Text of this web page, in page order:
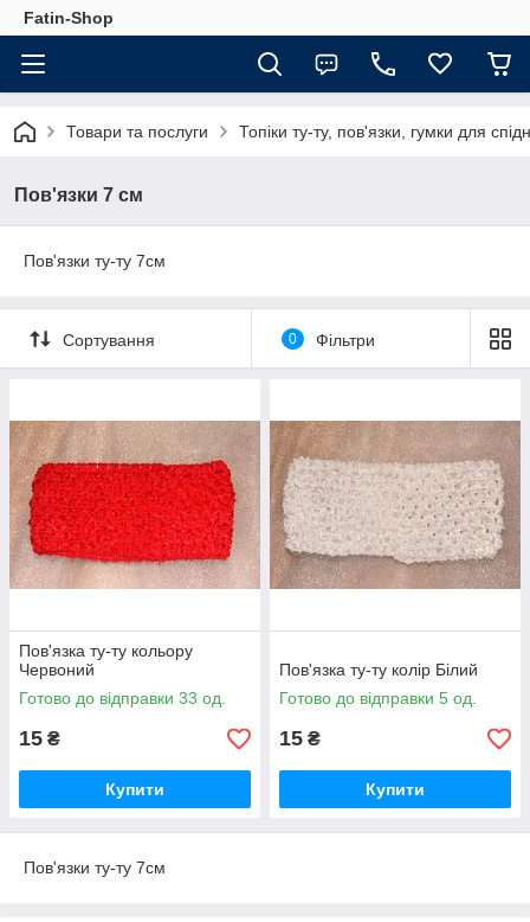
Fatin-Shop
Товари та послуги Топіки ту-ту, пов'язки, гумки для
Пов'язки 7 см
Пов'язки ту-ту 7см
Сортування 0 Фільтри
Пов'язка ту-ту кольору
Червоний
Готово до відправки 33 од.
15 ₴
Купити
Пов'язка ту-ту колір Білий
Готово до відправки 5 од.
15 ₴
Купити
Пов'язки ту-ту 7см